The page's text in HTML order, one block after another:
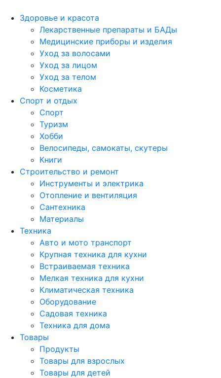
Здоровье и красота
Лекарственные препараты и БАДы
Медицинские приборы и изделия
Уход за волосами
Уход за лицом
Уход за телом
Косметика
Спорт и отдых
Спорт
Туризм
Хобби
Велосипеды, самокаты, скутеры
Книги
Строительство и ремонт
Инструменты и электрика
Отопление и вентиляция
Сантехника
Материалы
Техника
Авто и мото транспорт
Крупная техника для кухни
Встраиваемая техника
Мелкая техника для кухни
Климатическая техника
Оборудование
Садовая техника
Техника для дома
Товары
Продукты
Товары для взрослых
Товары для детей